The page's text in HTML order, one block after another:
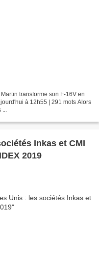
transforme son F-16V en
à 12h55 | 291 mots Alors
...
Inkas et CMI
2019